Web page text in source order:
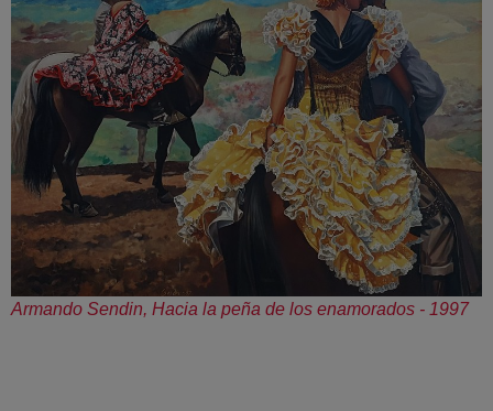
Armando Sendin, Hacia la peña de los enamorados - 1997